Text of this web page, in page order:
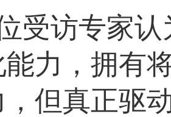
受访专家
力，拥有
，但真正驱